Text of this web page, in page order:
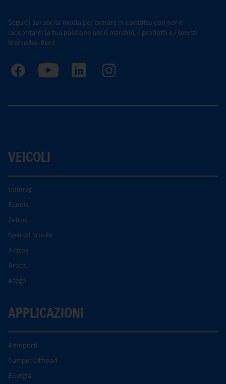
Seguici sui social media per entrare in contatto con noi e
raccontarci la tua passione per il marchio, i prodotti e i servizi
Mercedes-Benz.
VEICOLI
Unimog
Econic
Zetros
Special Trucks
Actros
Arocs.
Atego
APPLICAZIONI
Aeroporti
Camper Offroad
Energia